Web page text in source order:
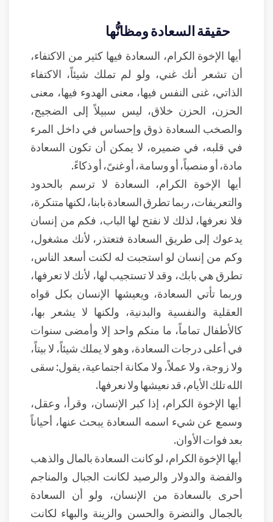
حقيقة السعادة ومظانُّها
أيها الإخوة الكرام، السعادة فيها كثير من الاكتفاء،
أن تشعر أنك غني، ولو لم تملك شيئاً، الاكتفاء
الذاتي، غنى النفس فيها، معنى الهدوء فيها، معنى
الحزن، الحزن خلاق، ليس سبيلاً إلى الضجيج،
والصخب السعادة ذوق وإحساس في داخل المرء
في قلبه، في ضميره، لا يمكن أن تكون السعادة
مادة، أو منصباً، أو وسامة، أو غنىً، أو ذكاءً.
أيها الإخوة الكرام، السعادة لا ترسم بالحدود
والتعريفات، ربما تطرق السعادة بابنا، لكنها متنكرة،
فلا نعرفها، لذلك لا نفتح لها الباب، فكم من إنسان
يدعوك إلى طريق السعادة فتعتذر، لأنك مشغول،
وكم من إنسان لو استجبت له لكنت أسعد الناس،
تطرق هي بابك، وقد لا تستجيب لها، لأنك لا تعرفها،
وربما تأتي السعادة، ويعيشها الإنسان بكل قواه
العقلية والنفسية والبدنية، ولكنها لا يشعر بها،
كالأطفال تماماً، ما منكم واحد إلا وأمضى سنوات
في أعلى درجات السعادة، وهو لا يملك شيئاً، لا بيتاً،
ولا زوجة، ولا عملاً، ولا مكانة اجتماعية، يقول: سقى
الله تلك الأيام، قد نعيشها ولا نعرفها.
أيها الإخوة الكرام، إذا كبر الإنسان، وقرأ، وعقل،
وسمع عن شيء اسمه السعادة يبحث عنها، أحياناً
بعد فوات الأوان.
أيها الإخوة الكرام، لو كانت السعادة بالمال والذهب
والفضة والدولار والرصيد لكانت الجبال والمناجم
أحرى بالسعادة من الإنسان، ولو أن السعادة
بالجمال والنضرة والحسن والزينة والبهاء لكانت